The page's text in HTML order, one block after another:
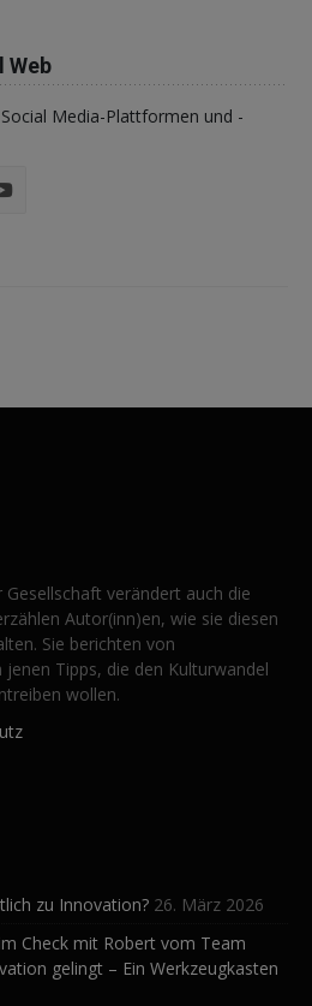
Web
Media-Plattformen und -
verändert auch die
Autor(inn)en, wie sie diesen
Sie berichten von
Tipps, die den Kulturwandel
wollen.
zu Innovation? 26. März 2026
Check mit Robert vom Team
gelingt – Ein Werkzeugkasten